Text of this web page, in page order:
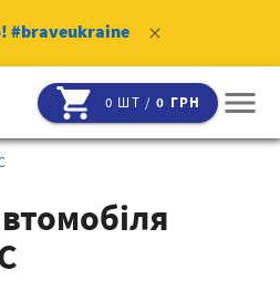
#braveukraine clear
shopping_cart 0 ШТ /0 ГРН menu